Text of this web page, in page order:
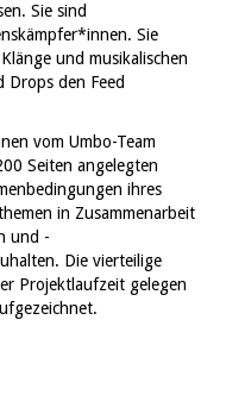
Sie sind
Sie
und musikalischen
Drops den Feed
vom Umbo-Team
Seiten angelegten
ihres
in Zusammenarbeit
und -
Die vierteilige
Projektlaufzeit gelegen